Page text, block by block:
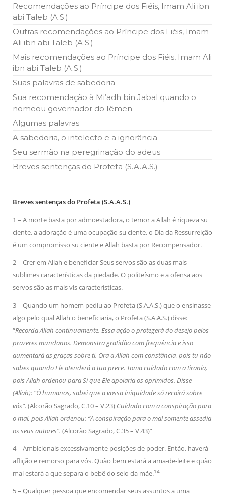
todos os irmãos e irmãs um novo
Falecimento do Imam Ali Ibn Al-Hussein
(A.S.)
data em que relembramos o martírio do quarto Imam dos
muçulmanos, o Imam Ali Ibn Al-Hussein Ibn Ali Ibn Abi Táleb
NOTÍCIAS
Centro Islâmico no Brasil recebe o ex-
ministro das Relações Exteriores da
Na noite da quinta-feira, 03 de Abril, o Centro Islâmico no
Brasil recebeu em sua sede, em São Paulo, o ex-ministro das
Relações Exteriores da República Islâmica do Irã, Sr. Kamal
Recomendações ao Príncipe dos Fiéis, Imam Ali ibn
abi Taleb (A.S.)
Outras recomendações ao Príncipe dos Fiéis, Imam
Ali ibn abi Taleb (A.S.)
Mais recomendações ao Príncipe dos Fiéis, Imam Ali
ibn abi Taleb (A.S.)
Suas palavras de sabedoria
Sua recomendação à Mi’adh bin Jabal quando o
nomeou governador do Iêmen
Algumas palavras
A sabedoria, o intelecto e a ignorância
Seu sermão na peregrinação do adeus
Breves sentenças do Profeta (S.A.A.S.)
Breves sentenças do Profeta (S.A.A.S.)
1 – A morte basta por admoestadora, o temor a Allah é riqueza su
ciente, a adoração é uma ocupação su ciente, o Dia da Ressurreição
é um compromisso su ciente e Allah basta por Recompensador.
2 – Crer em Allah e beneficiar Seus servos são as duas mais
sublimes características da piedade. O politeísmo e a ofensa aos
servos são as mais vis características.
3 – Quando um homem pediu ao Profeta (S.A.A.S.) que o ensinasse
algo pelo qual Allah o beneficiaria, o Profeta (S.A.A.S.) disse:
“Recorda Allah continuamente. Essa ação o protegerá do desejo pelos
prazeres mundanos. Demonstra gratidão com frequência e isso
aumentará as graças sobre ti. Ora a Allah com constância, pois tu não
sabes quando Ele atenderá a tua prece. Toma cuidado com a tirania,
pois Allah ordenou para Si que Ele apoiaria os oprimidos. Disse
(Allah): “Ó humanos, sabei que a vossa iniquidade só recairá sobre
vós”. (Alcorão Sagrado, C.10 – V.23) Cuidado com a conspiração para
o mal, pois Allah ordenou: “A conspiração para o mal somente assedia
os seus autores”. (Alcorão Sagrado, C.35 – V.43)”
4 – Ambicionais excessivamente posições de poder. Então, haverá
aflição e remorso para vós. Quão bem estará a ama-de-leite e quão
mal estará a que separa o bebê do seio da mãe.14
5 – Qualquer pessoa que encomendar seus assuntos a uma